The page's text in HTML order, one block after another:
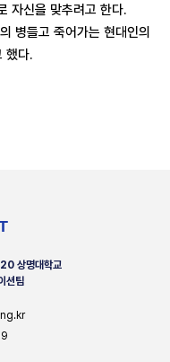
자신을 맞추려고 한다.
병들고 죽어가는 현대인의
했다.
상명대학교
션팀